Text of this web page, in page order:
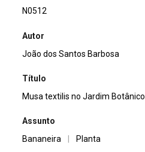
N0512
Autor
João dos Santos Barbosa
Título
Musa textilis no Jardim Botânico
Assunto
Bananeira
Planta